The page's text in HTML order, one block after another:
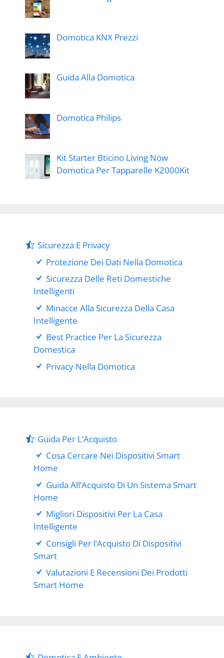
Domotica KNX Prezzi
Guida Alla Domotica
Domotica Philips
Kit Starter Bticino Living Now
Domotica Per Tapparelle K2000Kit
Sicurezza E Privacy
Protezione Dei Dati Nella Domotica
Sicurezza Delle Reti Domestiche
Intelligenti
Minacce Alla Sicurezza Della Casa
Intelligente
Best Practice Per La Sicurezza
Domestica
Privacy Nella Domotica
Guida Per L’Acquisto
Cosa Cercare Nei Dispositivi Smart
Home
Guida All’Acquisto Di Un Sistema Smart
Home
Migliori Dispositivi Per La Casa
Intelligente
Consigli Per l’Acquisto Di Dispositivi
Smart
Valutazioni E Recensioni Dei Prodotti
Smart Home